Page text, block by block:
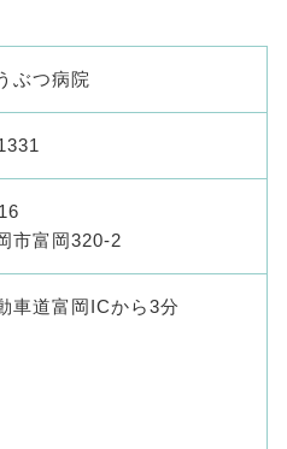
ぶつ病院
市富岡320-2
車道富岡ICから3分